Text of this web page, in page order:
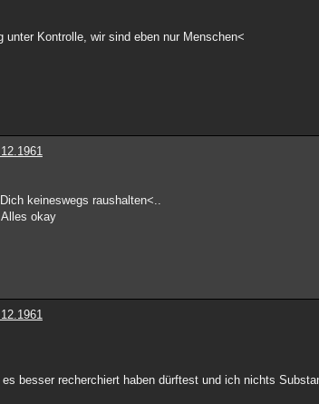
Kontrolle, wir sind eben nur Menschen<
keineswegs raushalten<..
okay
besser recherchiert haben dürftest und ich nichts